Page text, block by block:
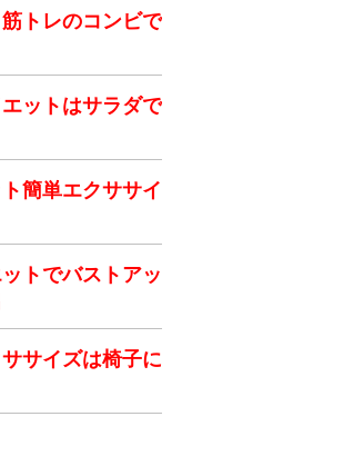
トレのコンビで
ットはサラダで
簡単エクササイ
トでバストアッ
サイズは椅子に